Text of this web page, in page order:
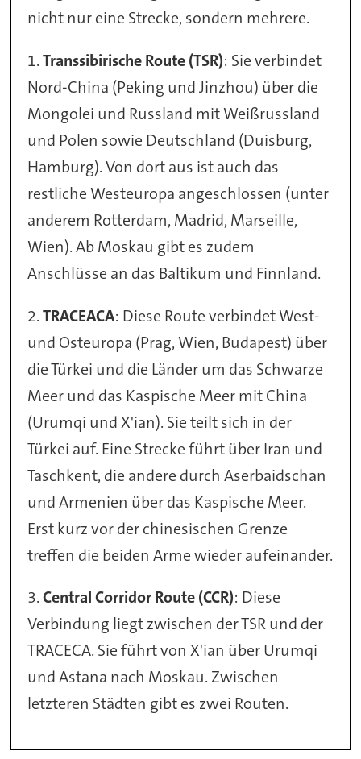
nicht nur eine Strecke, sondern mehrere.
1.Transsibirische Route (TSR): Sie verbindet
Nord-China (Peking und Jinzhou) über die
Mongolei und Russland mit Weißrussland
und Polen sowie Deutschland (Duisburg,
Hamburg). Von dort aus ist auch das
restliche Westeuropa angeschlossen (unter
anderem Rotterdam, Madrid, Marseille,
Wien). Ab Moskau gibt es zudem
Anschlüsse an das Baltikum und Finnland.
2.TRACEACA: Diese Route verbindet West-
und Osteuropa (Prag, Wien, Budapest) über
die Türkei und die Länder um das Schwarze
Meer und das Kaspische Meer mit China
(Urumqi und X'ian). Sie teilt sich in der
Türkei auf. Eine Strecke führt über Iran und
Taschkent, die andere durch Aserbaidschan
und Armenien über das Kaspische Meer.
Erst kurz vor der chinesischen Grenze
treffen die beiden Arme wieder aufeinander.
3.Central Corridor Route (CCR): Diese
Verbindung liegt zwischen der TSR und der
TRACECA. Sie führt von X'ian über Urumqi
und Astana nach Moskau. Zwischen
letzteren Städten gibt es zwei Routen.